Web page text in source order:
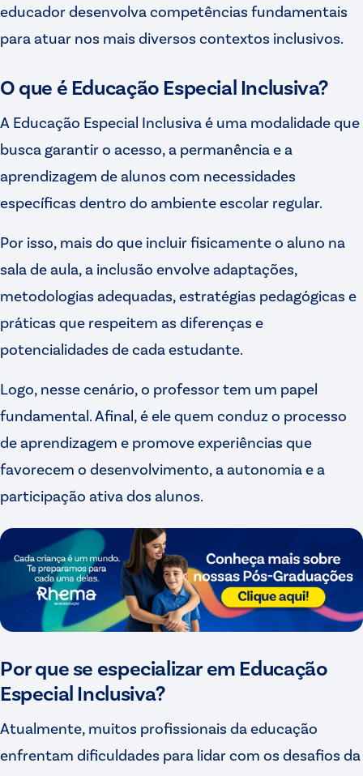
educador desenvolva competências fundamentais
para atuar nos mais diversos contextos inclusivos.
O que é Educação Especial Inclusiva?
A Educação Especial Inclusiva é uma modalidade que
busca garantir o acesso, a permanência e a
aprendizagem de alunos com necessidades
específicas dentro do ambiente escolar regular.
Por isso, mais do que incluir fisicamente o aluno na
sala de aula, a inclusão envolve adaptações,
metodologias adequadas, estratégias pedagógicas e
práticas que respeitem as diferenças e
potencialidades de cada estudante.
Logo, nesse cenário, o professor tem um papel
fundamental. Afinal, é ele quem conduz o processo
de aprendizagem e promove experiências que
favorecem o desenvolvimento, a autonomia e a
participação ativa dos alunos.
Por que se especializar em Educação
Especial Inclusiva?
Atualmente, muitos profissionais da educação
enfrentam dificuldades para lidar com os desafios da